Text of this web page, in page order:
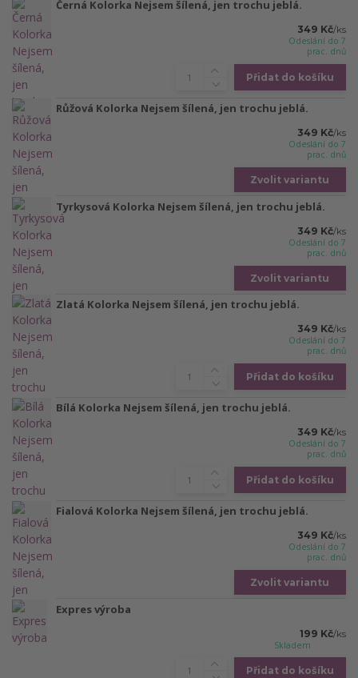
Černá Kolorka Nejsem šílená, jen trochu jeblá.
349 Kč/ks
Odeslání do 7
prac. dnů
Přidat do košíku
Růžová Kolorka Nejsem šílená, jen trochu jeblá.
349 Kč/ks
Odeslání do 7
prac. dnů
Zvolit variantu
Tyrkysová Kolorka Nejsem šílená, jen trochu jeblá.
349 Kč/ks
Odeslání do 7
prac. dnů
Zvolit variantu
Zlatá Kolorka Nejsem šílená, jen trochu jeblá.
349 Kč/ks
Odeslání do 7
prac. dnů
Přidat do košíku
Bílá Kolorka Nejsem šílená, jen trochu jeblá.
349 Kč/ks
Odeslání do 7
prac. dnů
Přidat do košíku
Fialová Kolorka Nejsem šílená, jen trochu jeblá.
349 Kč/ks
Odeslání do 7
prac. dnů
Zvolit variantu
Expres výroba
199 Kč/ks
Skladem
Přidat do košíku